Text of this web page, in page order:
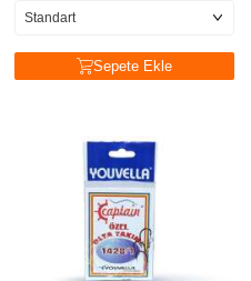
Sepete Ekle